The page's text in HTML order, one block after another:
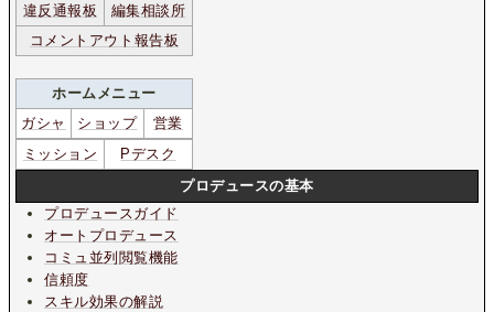
違反通報板
編集相談所
コメントアウト報告板
ホームメニュー
ガシャ
ショップ
営業
ミッション
Pデスク
プロデュースの基本
プロデュースガイド
オートプロデュース
コミュ並列閲覧機能
信頼度
スキル効果の解説